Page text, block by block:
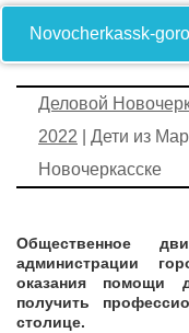
Novocherkassk-
Деловой
2022 | Дети из
Новочеркасске
Общественное
администрации
оказания помощи
получить
столице.